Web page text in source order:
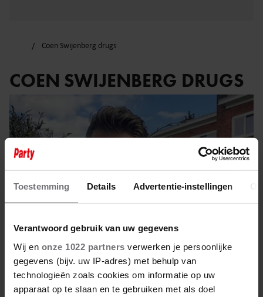
Toestemming Details Advertentie-instellingen
Verantwoord gebruik van uw gegevens
Wij en onze 1022 partners verwerken je persoonlijke
gegevens (bijv. uw IP-adres) met behulp van
technologieën zoals cookies om informatie op uw
apparaat op te slaan en te gebruiken met als doel
Coen Swijenberg drugs
COEN SWIJENBERG DRUGS
5 januari 2024